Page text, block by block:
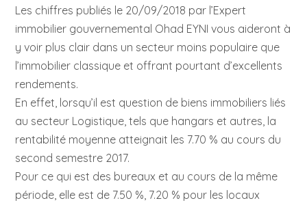
Les chiffres publiés le 20/09/2018 par l’Expert
immobilier gouvernemental Ohad EYNI vous aideront à
y voir plus clair dans un secteur moins populaire que
l’immobilier classique et offrant pourtant d’excellents
rendements.
En effet, lorsqu’il est question de biens immobiliers liés
au secteur Logistique, tels que hangars et autres, la
rentabilité moyenne atteignait les 7.70 % au cours du
second semestre 2017.
Pour ce qui est des bureaux et au cours de la même
période, elle est de 7.50 %, 7.20 % pour les locaux